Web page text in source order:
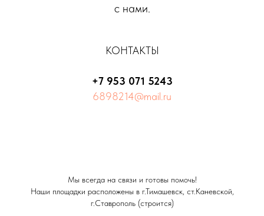
с нами.
КОНТАКТЫ
+7 953 071 5243
6898214@mail.ru
Мы всегда на связи и готовы помочь!
Наши площадки расположены в г.Тимашевск, ст.Каневской,
г.Ставрополь (строится)